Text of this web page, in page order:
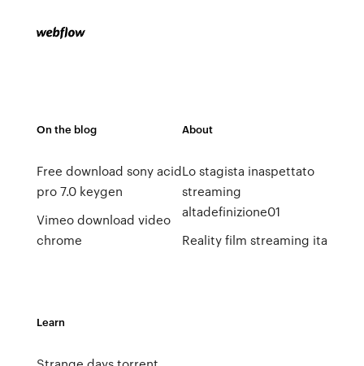
On the blog
Free download sony acid
pro 7.0 keygen
Vimeo download video
chrome
About
Lo stagista inaspettato
streaming
altadefinizione01
Reality film streaming ita
Learn